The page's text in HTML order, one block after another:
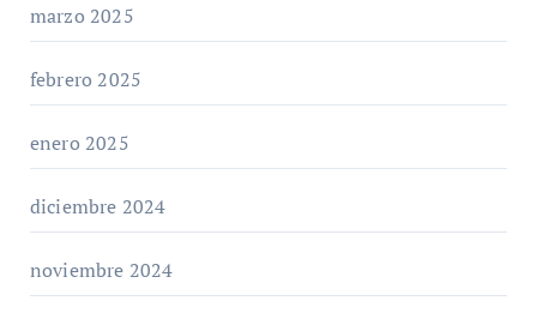
marzo 2025
febrero 2025
enero 2025
diciembre 2024
noviembre 2024